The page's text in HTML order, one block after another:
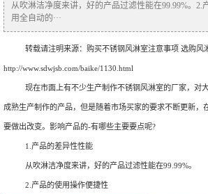
从吹淋洁净度来讲，好的产品过滤性能在99.99%。2.
用全自动的···
转载请注明来源： 购买不锈钢风淋室注意事项 选购风
http://www.sdwjsb.com/baike/1130.html
现在市面上有不少生产制作不锈钢风淋室的厂家，对
成熟生产制作的产品，但是随着市场买家的要求不断更新，
要做出改变。影响产品的-有哪些主要要点呢?
1.产品的差异性性能
从吹淋洁净度来讲，好的产品过滤性能在99.99%。
2.产品的使用操作便捷性